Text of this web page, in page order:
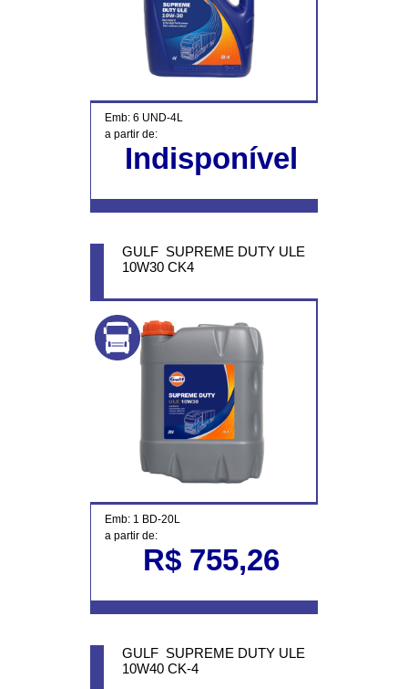
Emb: 6 UND-4L
a partir de:
Indisponível
GULF SUPREME DUTY ULE
10W30 CK4
Emb: 1 BD-20L
a partir de:
R$ 755,26
GULF SUPREME DUTY ULE
10W40 CK-4